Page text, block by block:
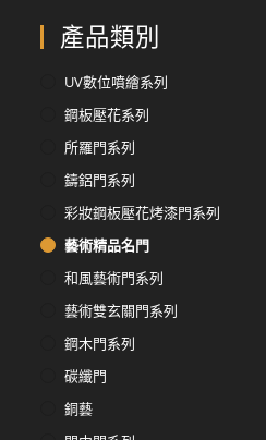
產品類別
UV數位噴繪系列
鋼板壓花系列
所羅門系列
鑄鋁門系列
彩妝鋼板壓花烤漆門系列
藝術精品名門
和風藝術門系列
藝術雙玄關門系列
鋼木門系列
碳纖門
銅藝